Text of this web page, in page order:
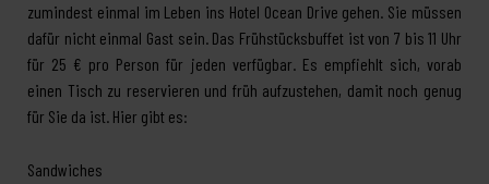
zumindest einmal im Leben ins Hotel Ocean Drive gehen. Sie müssen
dafür nicht einmal Gast sein. Das Frühstücksbuffet ist von 7 bis 11 Uhr
für 25 € pro Person für jeden verfügbar. Es empfiehlt sich, vorab
einen Tisch zu reservieren und früh aufzustehen, damit noch genug
für Sie da ist. Hier gibt es:
Sandwiches